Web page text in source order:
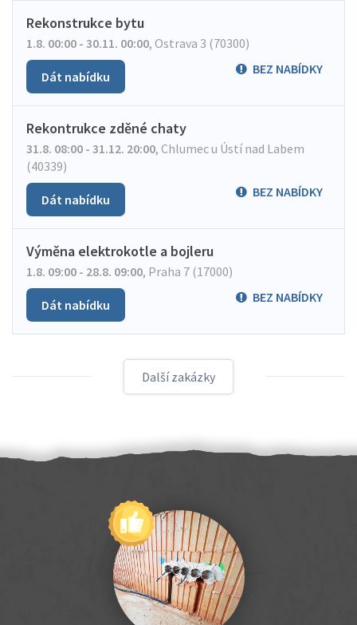
Rekonstrukce bytu
1.8. 00:00 - 30.11. 00:00, Ostrava 3 (70300)
BEZ NABÍDKY
Dát nabídku
Rekontrukce zděné chaty
31.8. 08:00 - 31.12. 20:00, Chlumec u Ústí nad Labem
(40339)
BEZ NABÍDKY
Dát nabídku
Výměna elektrokotle a bojleru
1.8. 09:00 - 28.8. 09:00, Praha 7 (17000)
BEZ NABÍDKY
Dát nabídku
Další zakázky